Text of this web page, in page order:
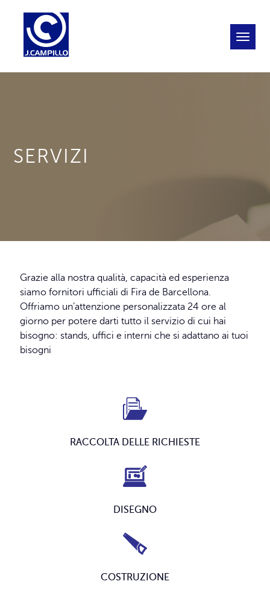
SERVIZI
Grazie alla nostra qualità, capacità ed esperienza
siamo fornitori ufficiali di Fira de Barcellona.
Offriamo un’attenzione personalizzata 24 ore al
giorno per potere darti tutto il servizio di cui hai
bisogno: stands, uffici e interni che si adattano ai tuoi
bisogni
RACCOLTA DELLE RICHIESTE
DISEGNO
COSTRUZIONE